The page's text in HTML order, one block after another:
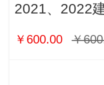
￥600.00 ￥